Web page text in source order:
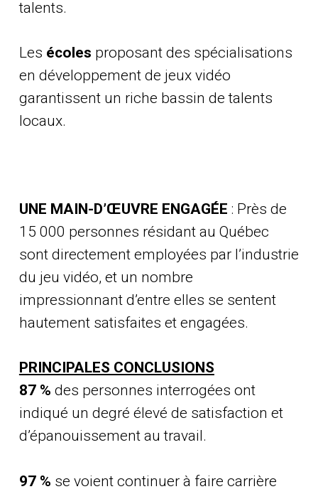
talents.
Les écoles proposant des spécialisations
en développement de jeux vidéo
garantissent un riche bassin de talents
locaux.
UNE MAIN-D’ŒUVRE ENGAGÉE : Près de
15 000 personnes résidant au Québec
sont directement employées par l’industrie
du jeu vidéo, et un nombre
impressionnant d’entre elles se sentent
hautement satisfaites et engagées.
PRINCIPALES CONCLUSIONS
87 % des personnes interrogées ont
indiqué un degré élevé de satisfaction et
d’épanouissement au travail.
97 % se voient continuer à faire carrière